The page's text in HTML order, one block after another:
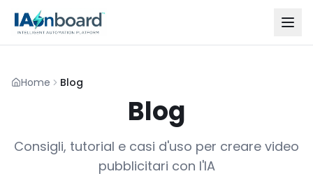
Home Blog
Blog
Consigli, tutorial e casi d'uso per creare video
pubblicitari con l'IA